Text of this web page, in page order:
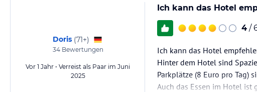
Doris (71+)
34Bewertungen
Vor 1 Jahr • Verreist als Paar im Juni
2025
Ich kann das Hotel
4 /
Ich kann das Hotel
Hinter dem Hotel sind
Parkplätze (8 Euro pro Tag)
Auch das Essen im Hotel ist